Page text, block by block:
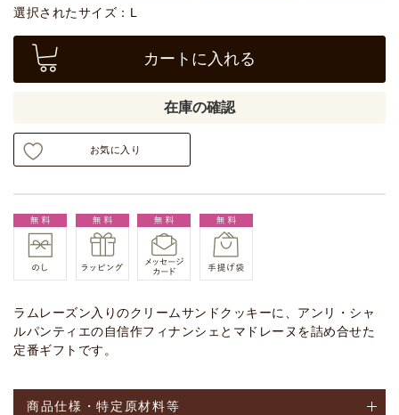
選択されたサイズ：L
カートに入れる
在庫の確認
お気に入り
ラムレーズン入りのクリームサンドクッキーに、アンリ・シャ
ルパンティエの自信作フィナンシェとマドレーヌを詰め合せた
定番ギフトです。
商品仕様・特定原材料等